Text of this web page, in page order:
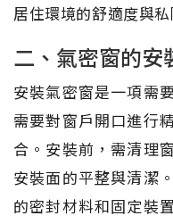
居住環境的舒適度與私
二、氣密窗的安
安裝氣密窗是一項需
需要對窗戶開口進行
合。安裝前，需清理
安裝面的平整與清潔
的密封材料和固定裝